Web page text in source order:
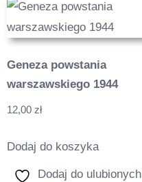
Geneza powstania
warszawskiego 1944
12,00 zł
Dodaj do koszyka
Dodaj do ulubionych